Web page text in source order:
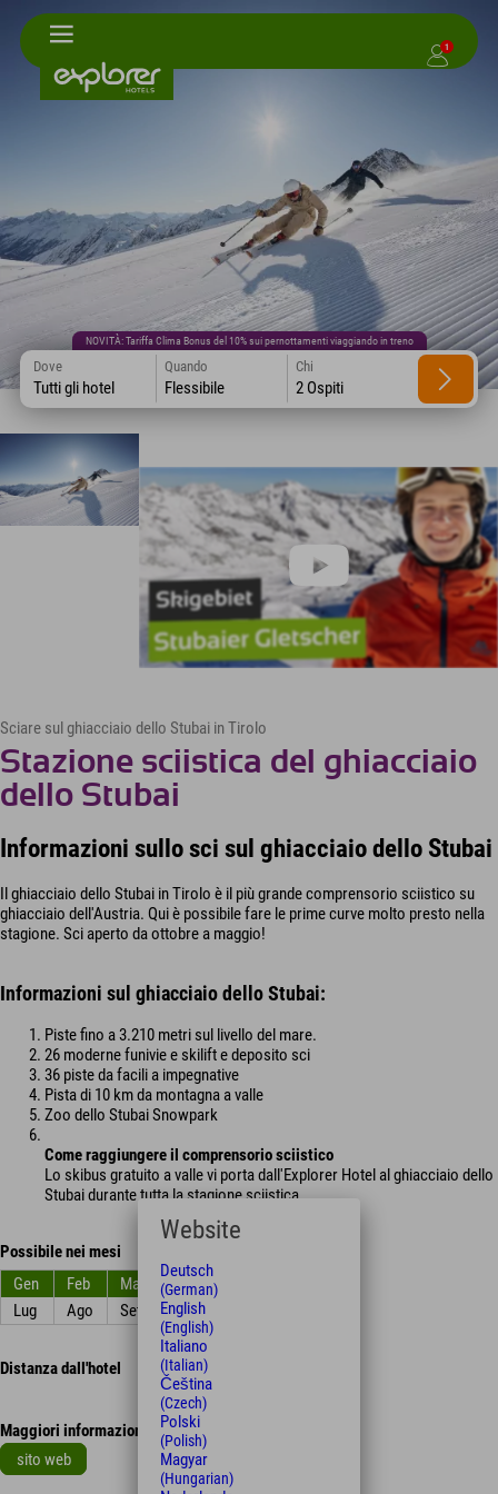
1
NOVITÀ: Tariffa Clima Bonus del 10% sui pernottamenti viaggiando in treno
Dove
Tutti gli hotel
Quando
Flessibile
Chi
2 Ospiti
Sciare sul ghiacciaio dello Stubai in Tirolo
Stazione sciistica del ghiacciaio
dello Stubai
Informazioni sullo sci sul ghiacciaio dello Stubai
Il ghiacciaio dello Stubai in Tirolo è il più grande comprensorio sciistico su
ghiacciaio dell'Austria. Qui è possibile fare le prime curve molto presto nella
stagione. Sci aperto da ottobre a maggio!
Informazioni sul ghiacciaio dello Stubai:
Piste fino a 3.210 metri sul livello del mare.
26 moderne funivie e skilift e deposito sci
36 piste da facili a impegnative
Pista di 10 km da montagna a valle
Zoo dello Stubai Snowpark
Come raggiungere il comprensorio sciistico
Lo skibus gratuito a valle vi porta dall'Explorer Hotel al ghiacciaio dello
Stubai durante tutta la stagione sciistica.
Possibile nei mesi
Gen
Feb Mar Apr
Lug
Ago Set Ott
Distanza dall'hotel
Maggiori informazioni
sito web
Website
Deutsch
(German)
English
(English)
Italiano
(Italian)
Čeština
(Czech)
Polski
(Polish)
Magyar
(Hungarian)